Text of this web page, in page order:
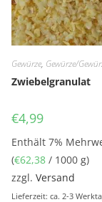
Gewürze, Gewürze/
Zwiebelgranulat
€4,99
Enthält 7%
(€62,38 / 1000 g)
zzgl.Versand
Lieferzeit: ca. 2-3